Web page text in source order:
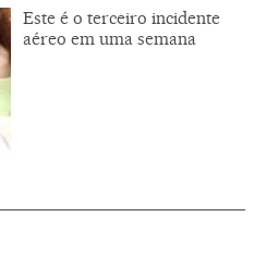
Este é o terceiro incidente
aéreo em uma semana